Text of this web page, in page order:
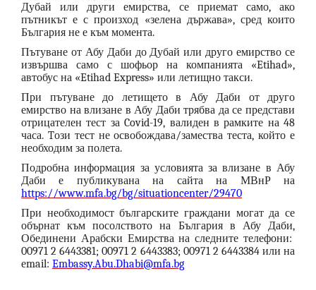
Дубай или други емирства, се приемат само, ако
пътникът е с произход «зелена държава», сред които
България не е към момента.
Пътуване от Абу Даби до Дубай или друго емирство се
извършва само с шофьор на компанията «Etihad»,
автобус на «Etihad Express» или летищно такси.
При пътуване до летището в Абу Даби от друго
емирство на влизане в Абу Даби трябва да се представи
отрицателен тест за Covid-19, валиден в рамките на 48
часа. Tози тест не освобождава/замества теста, който е
необходим за полета.
Подробна информация за условията за влизане в Абу
Даби е публикувана на сайта на МВнР на
https://www.mfa.bg/bg/situationcenter/29470
При необходимост българските граждани могат да се
обърнат към посолството на България в Абу Даби,
Обединени Арабски Емирства на следните телефони:
00971 2 6443381; 00971 2 6443383; 00971 2 6443384 или на
еmail: Embassy.Abu.Dhabi@mfa.bg